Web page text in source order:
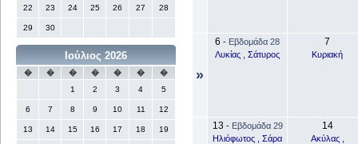
22 23 24 25 26 27 28
29 30
Ιούλιος 2026
� � � � � �
�
1
2 3 4 5
6 7 8 9 10 11 12
13 14 15 16 17 18 19
»
6 - Εβδομάδα 28
Λυκίας , Σάτυρος
7
Κυριακή
13 - Εβδομάδα 29
Ηλιόφωτος , Σάρα
14
Ακύλας ,